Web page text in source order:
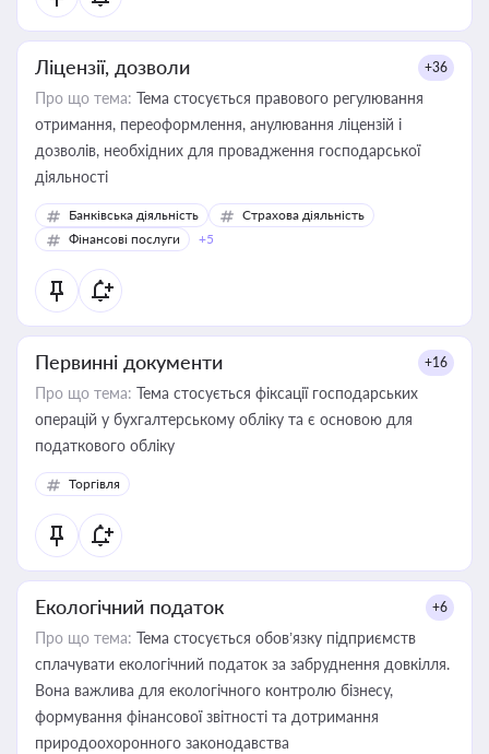
Ліцензії, дозволи +36
Про що тема: Тема стосується правового регулювання
отримання, переоформлення, анулювання ліцензій і
дозволів, необхідних для провадження господарської
діяльності
Банківська діяльність
Страхова діяльність
Фінансові послуги
+5
Первинні документи +16
Про що тема: Тема стосується фіксації господарських
операцій у бухгалтерському обліку та є основою для
податкового обліку
Торгівля
Екологічний податок +6
Про що тема: Тема стосується обов’язку підприємств
сплачувати екологічний податок за забруднення довкілля.
Вона важлива для екологічного контролю бізнесу,
формування фінансової звітності та дотримання
природоохоронного законодавства